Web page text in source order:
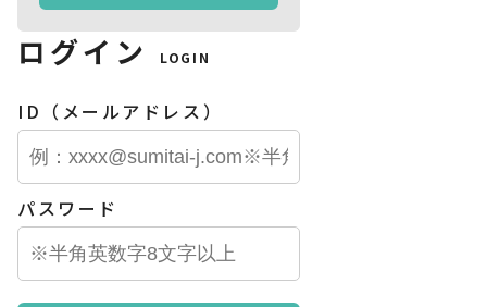
ログイン LOGIN
ID（メールアドレス）
パスワード